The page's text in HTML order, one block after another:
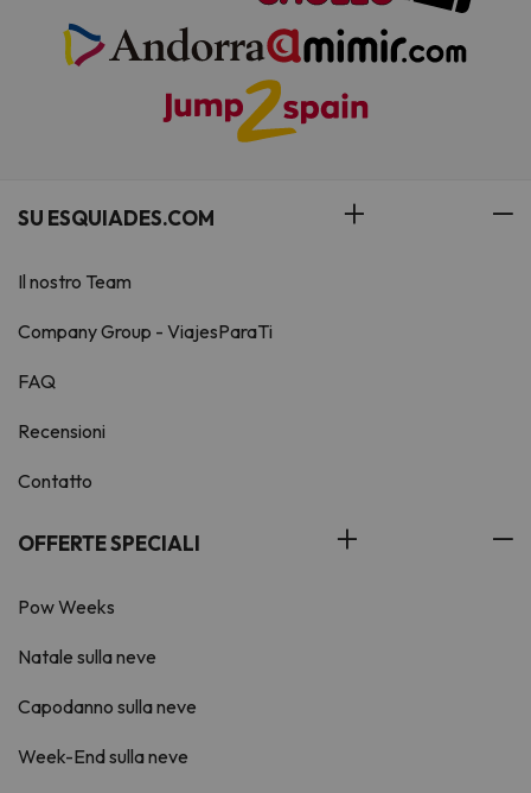
SU ESQUIADES.COM
Il nostro Team
Company Group - ViajesParaTi
FAQ
Recensioni
Contatto
OFFERTE SPECIALI
Pow Weeks
Natale sulla neve
Capodanno sulla neve
Week-End sulla neve